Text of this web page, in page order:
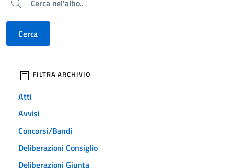
Cerca
filtri da applicare
FILTRA ARCHIVIO
Atti
Avvisi
Concorsi/Bandi
Deliberazioni Consiglio
Deliberazioni Giunta